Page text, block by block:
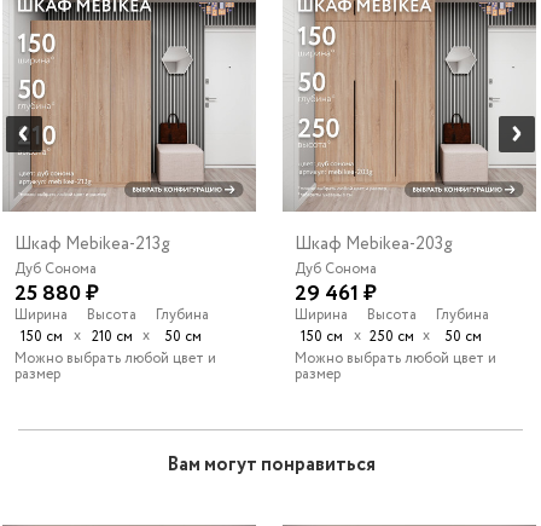
Шкаф Mebikea-213g
Дуб Сонома
25 880 ₽
Ширина
150 см х
Высота
210 см х
Глубина
50 см
Можно выбрать любой цвет и
размер
Шкаф Mebikea-203g
Дуб Сонома
29 461 ₽
Ширина
150 см х
Высота
250 см х
Глубина
50 см
Можно выбрать любой цвет и
размер
Вам могут понравиться